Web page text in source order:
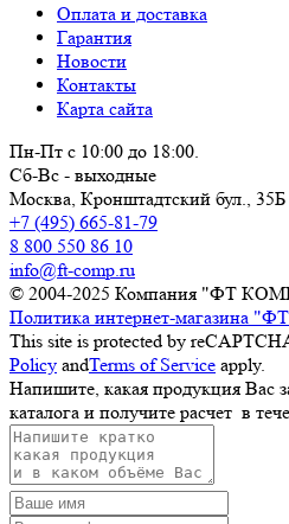
Оплата и доставка
Гарантия
Новости
Контакты
Карта сайта
Пн-Пт с 10:00 до 18:00.
Сб-Вс - выходные
Москва, Кронштадтский бул., 35Б
+7 (495) 665-81-79
8 800 550 86 10
info@ft-comp.ru
© 2004-2025 Компания "ФТ
Политика интернет-магазина
This site is protected by
Policy andTerms of Service apply.
Напишите, какая продукция Вас
каталога и получите расчет в